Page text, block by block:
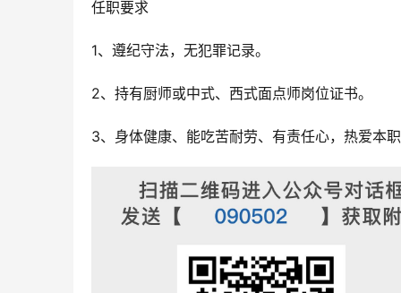
任职要求
1、遵纪守法，无犯罪记录。
2、持有厨师或中式、西式面点师岗位证书。
3、身体健康、能吃苦耐劳、有责任心，热爱本